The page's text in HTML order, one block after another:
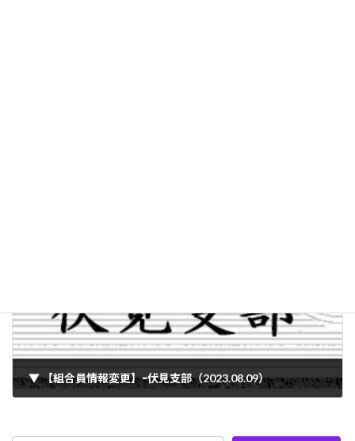
▼ 【組合員情報変更】ｰ伏見支部（2023.08.09）